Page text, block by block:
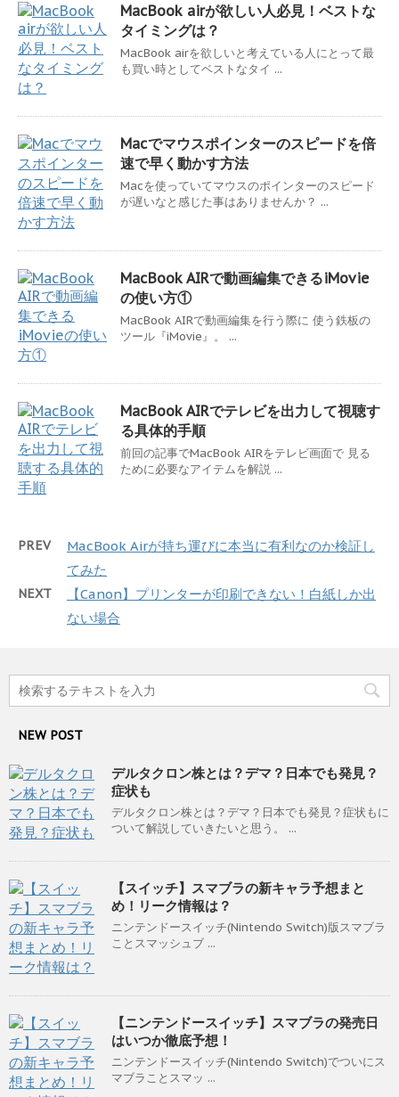
MacBook airが欲しい人必見！ベストな
タイミングは？
MacBook airを欲しいと考えている人にとって最
も買い時としてベストなタイ ...
Macでマウスポインターのスピードを倍
速で早く動かす方法
Macを使っていてマウスのポインターのスピード
が遅いなと感じた事はありませんか？ ...
MacBook AIRで動画編集できるiMovie
の使い方①
MacBook AIRで動画編集を行う際に 使う鉄板の
ツール『iMovie』。 ...
MacBook AIRでテレビを出力して視聴す
る具体的手順
前回の記事でMacBook AIRをテレビ画面で 見る
ために必要なアイテムを解説 ...
PREV
MacBook Airが持ち運びに本当に有利なのか検証し
てみた
NEXT
【Canon】プリンターが印刷できない！白紙しか出
ない場合
NEW POST
デルタクロン株とは？デマ？日本でも発見？
症状も
デルタクロン株とは？デマ？日本でも発見？症状もに
ついて解説していきたいと思う。 ...
【スイッチ】スマブラの新キャラ予想まと
め！リーク情報は？
ニンテンドースイッチ(Nintendo Switch)版スマブラ
ことスマッシュブ ...
【ニンテンドースイッチ】スマブラの発売日
はいつか徹底予想！
ニンテンドースイッチ(Nintendo Switch)でついにス
マブラことスマッ ...